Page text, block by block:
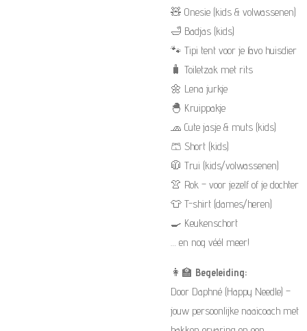
🧸 Onesie (kids & volwassenen)
🛁 Badjas (kids)
🐾 Tipi tent voor je favo huisdier
🧳 Toiletzak met rits
🌼 Lena jurkje
🐣 Kruippakje
🧢 Cute jasje & muts (kids)
🩳 Short (kids)
🧥 Trui (kids/volwassenen)
👚 Rok – voor jezelf of je dochter
👕 T-shirt (dames/heren)
🍳 Keukenschort
… en nog véél meer!
👩‍🏫 Begeleiding:
Door Daphné (Happy Needle) –
jouw persoonlijke naaicoach met